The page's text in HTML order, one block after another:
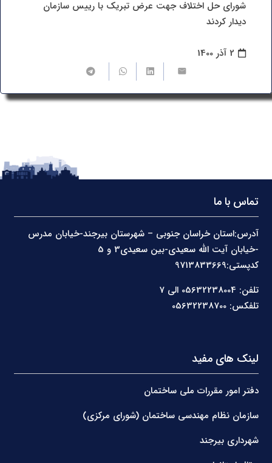
شورای حل اختلاف جهت عرض تبریک با رییس سازمان
دیدار کردند
2 آذر 1400
تماس با ما
آدرس:استان خراسان جنوبی – شهرستان بیرجند-خیابان مدرس
کدپستی:9713833669
تلفن: 05632238004 الی 7
تلفکس: 05632238700
لینک های مفید
دفتر امور مقررات ملی ساختمان
سازمان نظام مهندسی ساختمان (شورای مرکزی)
شهرداری بیرجند